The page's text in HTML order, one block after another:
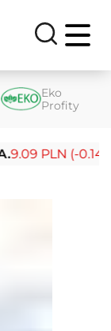
Eko
Profity
9.09 PLN (-0.14%)